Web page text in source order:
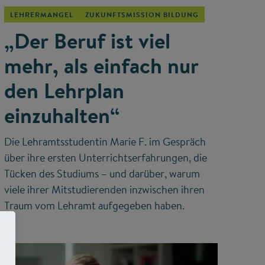
LEHRERMANGEL ZUKUNFTSMISSION BILDUNG
„Der Beruf ist viel
mehr, als einfach nur
den Lehrplan
einzuhalten“
Die Lehramtsstudentin Marie F. im Gespräch
über ihre ersten Unterrichtserfahrungen, die
Tücken des Studiums – und darüber, warum
viele ihrer Mitstudierenden inzwischen ihren
Traum vom Lehramt aufgegeben haben.